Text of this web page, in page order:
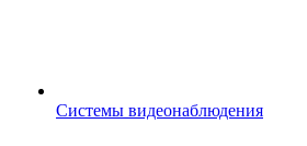
Системы видеонаблюдения